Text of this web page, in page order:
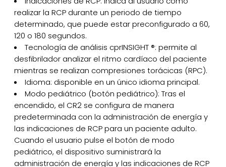
realizar la RCP durante un periodo de tiempo
determinado, que puede estar preconfigurado a 60,
120 o 180 segundos.
Tecnología de análisis cprINSIGHT ®: permite al
desfibrilador analizar el ritmo cardíaco del paciente
mientras se realizan compresiones torácicas (RPC).
Idioma: disponible en un único idioma principal.
Modo pediátrico (botón pediátrico): Tras el
encendido, el CR2 se configura de manera
predeterminada con la administración de energía y
las indicaciones de RCP para un paciente adulto.
Cuando el usuario pulse el botón de modo
pediátrico, el dispositivo suministrará la
administración de energía y las indicaciones de RCP